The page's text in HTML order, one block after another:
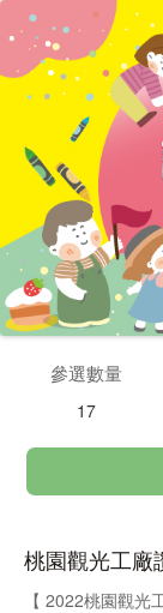
參選數量
17
桃園觀光工廠
【 2022桃園觀光